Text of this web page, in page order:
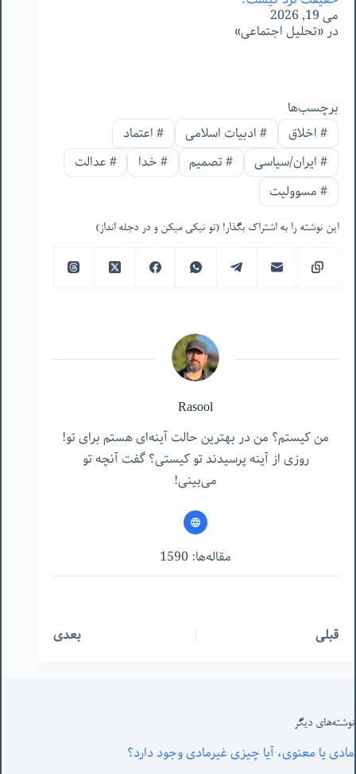
می 19, 2026
در «تحلیل اجتماعی»
برچسب‌ها
#اخلاق #ادبیات اسلامی #اعتماد
#ایران/سیاسی #تصمیم #خدا #عدالت
#مسوولیت
این نوشته را به اشتراک بگذار! (تو نیکی میکن و در دجله انداز)
Rasool
من کیستم؟ من در بهترین حالت آینه‌ای هستم برای تو!
روزی از آینه پرسیدند تو کیستی؟ گفت آنچه تو
می‌بینی!
مقاله‌ها: 1590
قبلی بعدی
نوشته‌های‌ دیگر
مادی یا معنوی، آیا چیزی غیرمادی وجود دارد؟